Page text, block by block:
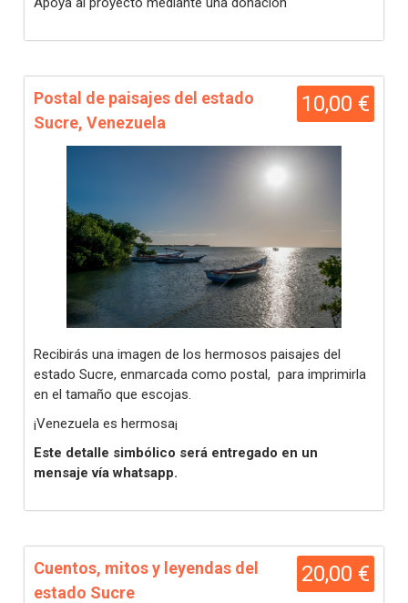
10,00 €
Postal de paisajes del estado
Sucre, Venezuela
Recibirás una imagen de los hermosos paisajes del
estado Sucre, enmarcada como postal, para imprimirla
en el tamaño que escojas.
¡Venezuela es hermosa¡
Este detalle simbólico será entregado en un
mensaje vía whatsapp.
20,00 €
Cuentos, mitos y leyendas del
estado Sucre